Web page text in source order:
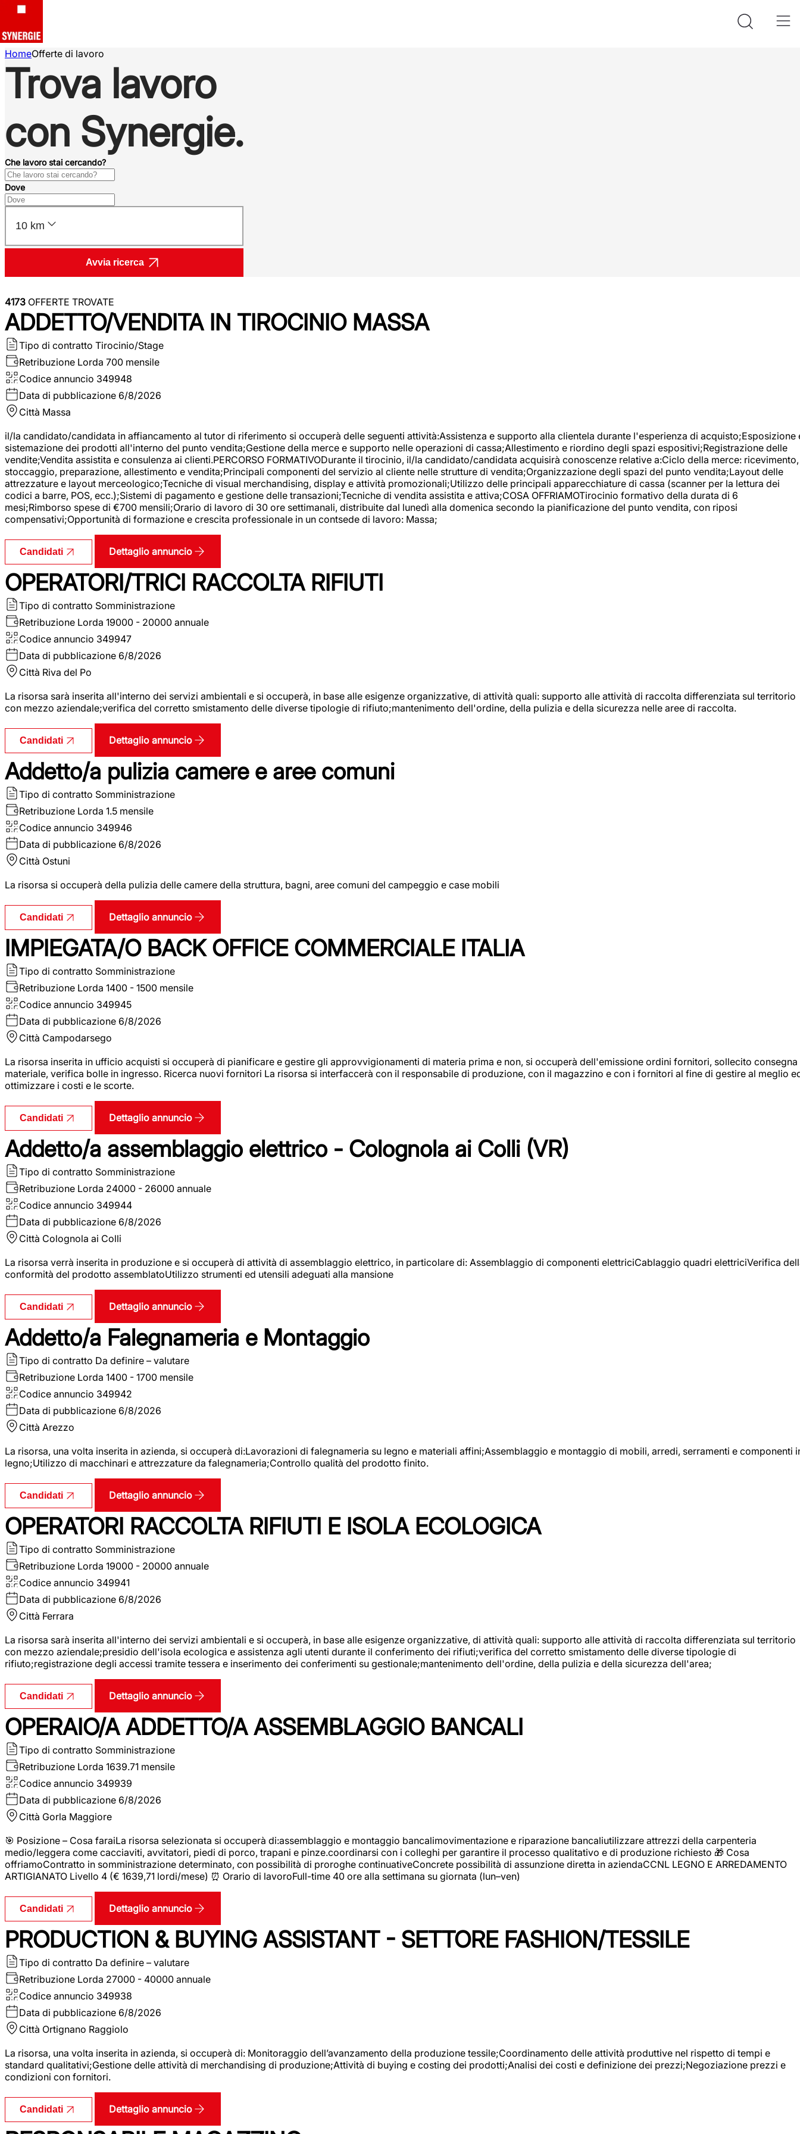
HomeOfferte di lavoro
Trova lavoro
con Synergie.
Che lavoro stai cercando?
Dove
10 km
Avvia ricerca
4173 OFFERTE TROVATE
ADDETTO/VENDITA IN TIROCINIO MASSA
Tipo di contratto Tirocinio/Stage
Retribuzione Lorda 700 mensile
Codice annuncio 349948
Data di pubblicazione 6/8/2026
Città Massa
il/la candidato/candidata in affiancamento al tutor di riferimento si occuperà delle seguenti attività:Assistenza e supporto alla clientela durante l'esperienza di acquisto;Esposizione
sistemazione dei prodotti all'interno del punto vendita;Gestione della merce e supporto nelle operazioni di cassa;Allestimento e riordino degli spazi espositivi;Registrazione delle
vendite;Vendita assistita e consulenza ai clienti.PERCORSO FORMATIVODurante il tirocinio, il/la candidato/candidata acquisirà conoscenze relative a:Ciclo della merce: ricevimento,
stoccaggio, preparazione, allestimento e vendita;Principali componenti del servizio al cliente nelle strutture di vendita;Organizzazione degli spazi del punto vendita;Layout delle
attrezzature e layout merceologico;Tecniche di visual merchandising, display e attività promozionali;Utilizzo delle principali apparecchiature di cassa (scanner per la lettura dei
codici a barre, POS, ecc.);Sistemi di pagamento e gestione delle transazioni;Tecniche di vendita assistita e attiva;COSA OFFRIAMOTirocinio formativo della durata di 6
mesi;Rimborso spese di €700 mensili;Orario di lavoro di 30 ore settimanali, distribuite dal lunedì alla domenica secondo la pianificazione del punto vendita, con riposi
compensativi;Opportunità di formazione e crescita professionale in un contsede di lavoro: Massa;
Candidati Dettaglio annuncio
OPERATORI/TRICI RACCOLTA RIFIUTI
Tipo di contratto Somministrazione
Retribuzione Lorda 19000 - 20000 annuale
Codice annuncio 349947
Data di pubblicazione 6/8/2026
Città Riva del Po
La risorsa sarà inserita all'interno dei servizi ambientali e si occuperà, in base alle esigenze organizzative, di attività quali: supporto alle attività di raccolta differenziata sul territorio
con mezzo aziendale;verifica del corretto smistamento delle diverse tipologie di rifiuto;mantenimento dell'ordine, della pulizia e della sicurezza nelle aree di raccolta.
Candidati Dettaglio annuncio
Addetto/a pulizia camere e aree comuni
Tipo di contratto Somministrazione
Retribuzione Lorda 1.5 mensile
Codice annuncio 349946
Data di pubblicazione 6/8/2026
Città Ostuni
La risorsa si occuperà della pulizia delle camere della struttura, bagni, aree comuni del campeggio e case mobili
Candidati Dettaglio annuncio
IMPIEGATA/O BACK OFFICE COMMERCIALE ITALIA
Tipo di contratto Somministrazione
Retribuzione Lorda 1400 - 1500 mensile
Codice annuncio 349945
Data di pubblicazione 6/8/2026
Città Campodarsego
La risorsa inserita in ufficio acquisti si occuperà di pianificare e gestire gli approvvigionamenti di materia prima e non, si occuperà dell'emissione ordini fornitori, sollecito consegna
materiale, verifica bolle in ingresso. Ricerca nuovi fornitori La risorsa si interfaccerà con il responsabile di produzione, con il magazzino e con i fornitori al fine di gestire al meglio
ottimizzare i costi e le scorte.
Candidati Dettaglio annuncio
Addetto/a assemblaggio elettrico - Colognola ai Colli (VR)
Tipo di contratto Somministrazione
Retribuzione Lorda 24000 - 26000 annuale
Codice annuncio 349944
Data di pubblicazione 6/8/2026
Città Colognola ai Colli
La risorsa verrà inserita in produzione e si occuperà di attività di assemblaggio elettrico, in particolare di: Assemblaggio di componenti elettriciCablaggio quadri elettriciVerifica
conformità del prodotto assemblatoUtilizzo strumenti ed utensili adeguati alla mansione
Candidati Dettaglio annuncio
Addetto/a Falegnameria e Montaggio
Tipo di contratto Da definire – valutare
Retribuzione Lorda 1400 - 1700 mensile
Codice annuncio 349942
Data di pubblicazione 6/8/2026
Città Arezzo
La risorsa, una volta inserita in azienda, si occuperà di:Lavorazioni di falegnameria su legno e materiali affini;Assemblaggio e montaggio di mobili, arredi, serramenti e componenti
legno;Utilizzo di macchinari e attrezzature da falegnameria;Controllo qualità del prodotto finito.
Candidati Dettaglio annuncio
OPERATORI RACCOLTA RIFIUTI E ISOLA ECOLOGICA
Tipo di contratto Somministrazione
Retribuzione Lorda 19000 - 20000 annuale
Codice annuncio 349941
Data di pubblicazione 6/8/2026
Città Ferrara
La risorsa sarà inserita all'interno dei servizi ambientali e si occuperà, in base alle esigenze organizzative, di attività quali: supporto alle attività di raccolta differenziata sul territorio
con mezzo aziendale;presidio dell'isola ecologica e assistenza agli utenti durante il conferimento dei rifiuti;verifica del corretto smistamento delle diverse tipologie di
rifiuto;registrazione degli accessi tramite tessera e inserimento dei conferimenti su gestionale;mantenimento dell'ordine, della pulizia e della sicurezza dell'area;
Candidati Dettaglio annuncio
OPERAIO/A ADDETTO/A ASSEMBLAGGIO BANCALI
Tipo di contratto Somministrazione
Retribuzione Lorda 1639.71 mensile
Codice annuncio 349939
Data di pubblicazione 6/8/2026
Città Gorla Maggiore
🎯 Posizione – Cosa faraiLa risorsa selezionata si occuperà di:assemblaggio e montaggio bancalimovimentazione e riparazione bancaliutilizzare attrezzi della carpenteria
medio/leggera come cacciaviti, avvitatori, piedi di porco, trapani e pinze.coordinarsi con i colleghi per garantire il processo qualitativo e di produzione richiesto 🎁 Cosa
offriamoContratto in somministrazione determinato, con possibilità di proroghe continuativeConcrete possibilità di assunzione diretta in aziendaCCNL LEGNO E ARREDAMENTO
ARTIGIANATO Livello 4 (€ 1639,71 lordi/mese) ⏰ Orario di lavoroFull-time 40 ore alla settimana su giornata (lun–ven)
Candidati Dettaglio annuncio
PRODUCTION & BUYING ASSISTANT - SETTORE FASHION/TESSILE
Tipo di contratto Da definire – valutare
Retribuzione Lorda 27000 - 40000 annuale
Codice annuncio 349938
Data di pubblicazione 6/8/2026
Città Ortignano Raggiolo
La risorsa, una volta inserita in azienda, si occuperà di: Monitoraggio dell’avanzamento della produzione tessile;Coordinamento delle attività produttive nel rispetto di tempi e
standard qualitativi;Gestione delle attività di merchandising di produzione;Attività di buying e costing dei prodotti;Analisi dei costi e definizione dei prezzi;Negoziazione prezzi e
condizioni con fornitori.
Candidati Dettaglio annuncio